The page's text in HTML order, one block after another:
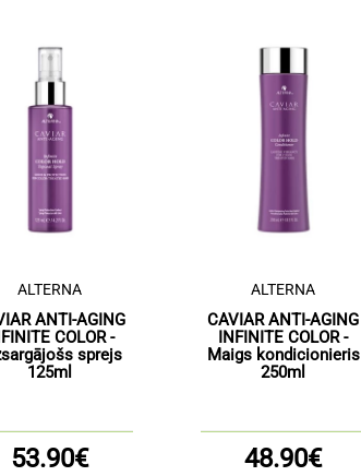
ALTERNA
ANTI-AGING
COLOR -
sprejs
125ml
53.90€
ALTERNA
CAVIAR ANTI-AGING
INFINITE COLOR -
Maigs kondicionieris
250ml
48.90€